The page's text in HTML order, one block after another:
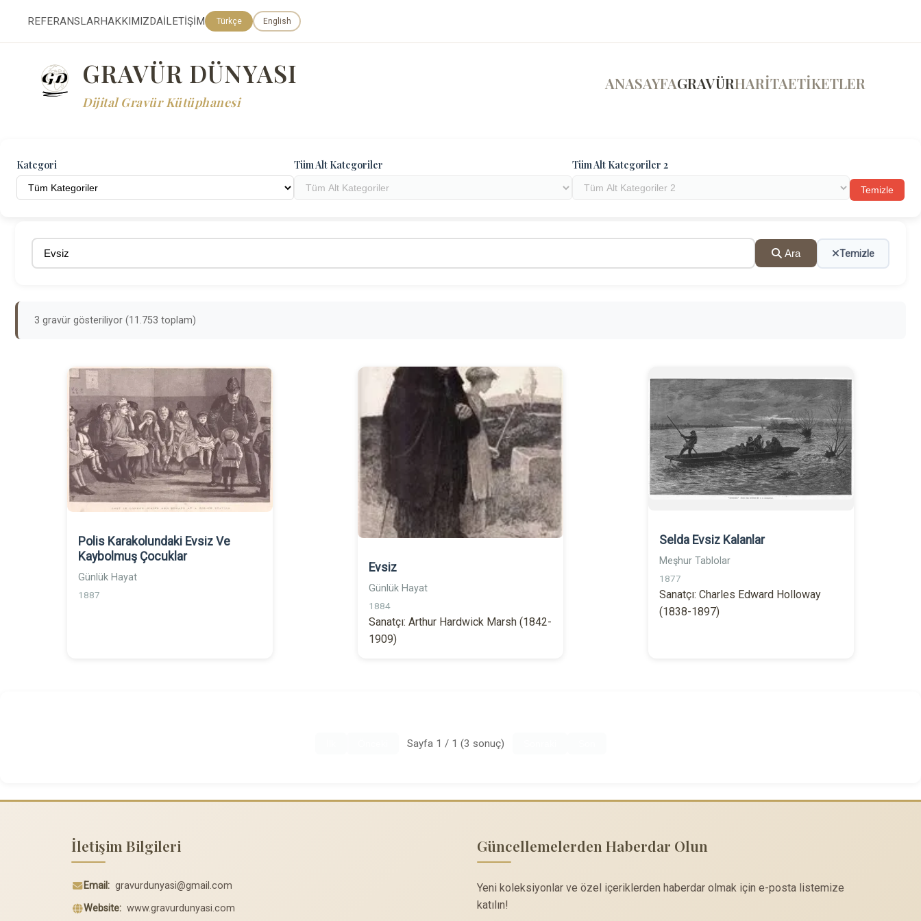
REFERANSLARHAKKIMIZDAİLETİŞİM Türkçe English
GRAVÜR DÜNYASI
Dijital Gravür Kütüphanesi
ANASAYFAGRAVÜRHARİTAETİKETLER
Kategori Tüm Alt Kategoriler Tüm Alt Kategoriler 2
Temizle
Ara Temizle
3 gravür gösteriliyor (11.753 toplam)
Polis Karakolundaki Evsiz Ve
Kaybolmuş Çocuklar
Günlük Hayat
1887
Evsiz
Günlük Hayat
1884
Sanatçı: Arthur Hardwick Marsh (1842-
1909)
Selda Evsiz Kalanlar
Meşhur Tablolar
1877
Sanatçı: Charles Edward Holloway
(1838-1897)
Sayfa 1 / 1 (3 sonuç)
İletişim Bilgileri
Email: gravurdunyasi@gmail.com
Website: www.gravurdunyasi.com
Güncellemelerden Haberdar Olun
Yeni koleksiyonlar ve özel içeriklerden haberdar olmak için e-posta listemize
katılın!